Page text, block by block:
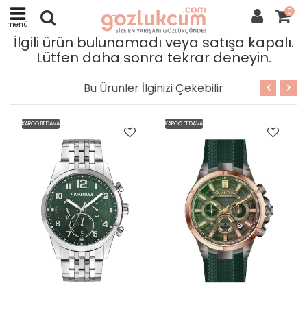
menü
0
İlgili ürün bulunamadı veya satışa kapalı.
Lütfen daha sonra tekrar deneyin.
Bu Ürünler İlginizi Çekebilir